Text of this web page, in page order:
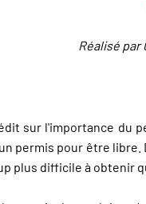
Réalisé par
sur l'importance du
permis pour être libre.
plus difficile à obtenir